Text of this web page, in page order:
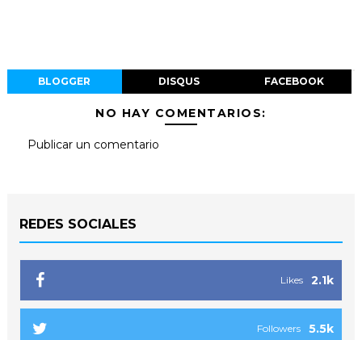
BLOGGER DISQUS FACEBOOK
NO HAY COMENTARIOS:
Publicar un comentario
REDES SOCIALES
2.1k
Likes
5.5k
Followers